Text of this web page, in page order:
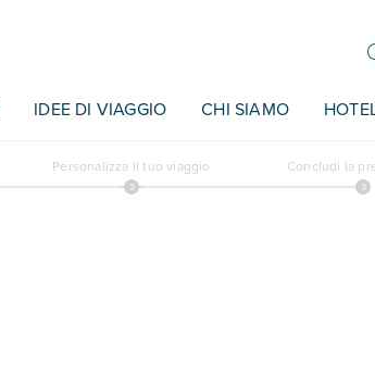
IDEE DI VIAGGIO CHI SIAMO
Personalizza il tuo viaggio Concludi la